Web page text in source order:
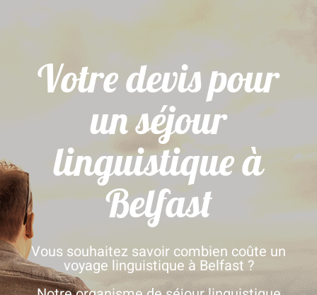
Votre devis pour
un séjour
linguistique à
Belfast
Vous souhaitez savoir combien coûte un
voyage linguistique à Belfast ?